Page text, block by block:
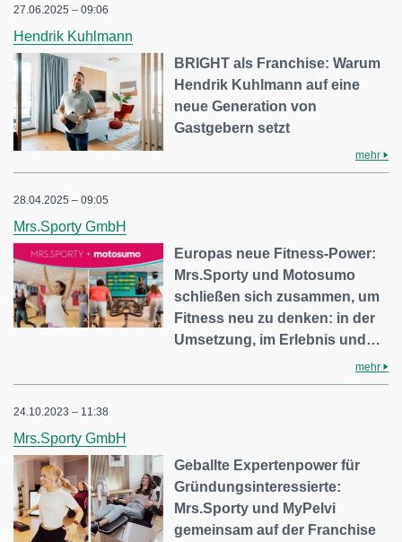
27.06.2025 – 09:06
Hendrik Kuhlmann
BRIGHT als Franchise: Warum
Hendrik Kuhlmann auf eine
neue Generation von
Gastgebern setzt
mehr
28.04.2025 – 09:05
Mrs.Sporty GmbH
Europas neue Fitness-Power:
Mrs.Sporty und Motosumo
schließen sich zusammen, um
Fitness neu zu denken: in der
Umsetzung, im Erlebnis und…
mehr
24.10.2023 – 11:38
Mrs.Sporty GmbH
Geballte Expertenpower für
Gründungsinteressierte:
Mrs.Sporty und MyPelvi
gemeinsam auf der Franchise